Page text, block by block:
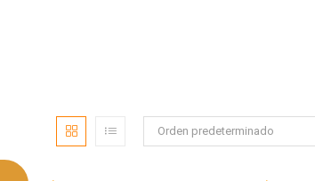
Orden predeterminado